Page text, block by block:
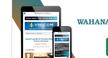
NUSANTARA
KHAS